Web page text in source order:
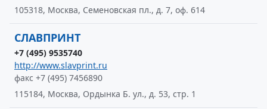
105318, Москва, Семеновская пл., д. 7, оф. 614
СЛАВПРИНТ
+7 (495) 9535740
http://www.slavprint.ru
факс +7 (495) 7456890
115184, Москва, Ордынка Б. ул., д. 53, стр. 1